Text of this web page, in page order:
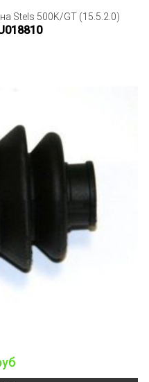
Stels 500K/GT (15.5.2.0)